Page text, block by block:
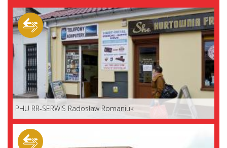
PHU RR-SERWIS Radosław Romaniuk